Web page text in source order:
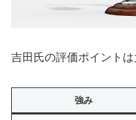
吉田氏の評価ポイントは
強み